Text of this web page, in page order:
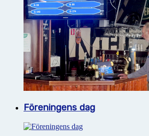
Föreningens dag